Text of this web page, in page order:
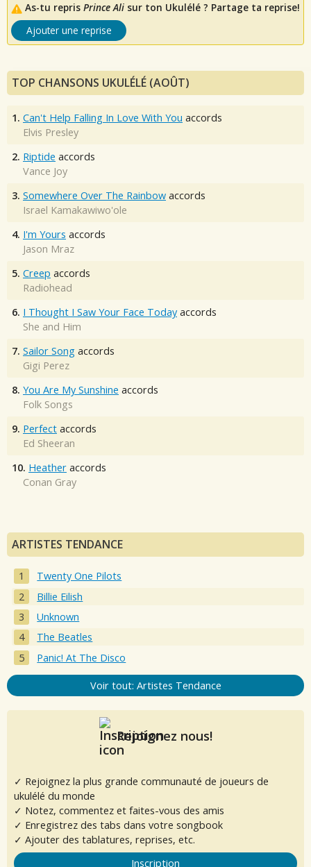
As-tu repris Prince Ali sur ton Ukulélé ? Partage ta reprise!
Ajouter une reprise
TOP CHANSONS UKULÉLÉ (AOÛT)
1. Can't Help Falling In Love With You accords
Elvis Presley
2. Riptide accords
Vance Joy
3. Somewhere Over The Rainbow accords
Israel Kamakawiwo'ole
4. I'm Yours accords
Jason Mraz
5. Creep accords
Radiohead
6. I Thought I Saw Your Face Today accords
She and Him
7. Sailor Song accords
Gigi Perez
8. You Are My Sunshine accords
Folk Songs
9. Perfect accords
Ed Sheeran
10. Heather accords
Conan Gray
ARTISTES TENDANCE
Twenty One Pilots
Billie Eilish
Unknown
The Beatles
Panic! At The Disco
Voir tout: Artistes Tendance
Rejoignez nous!
✓ Rejoignez la plus grande communauté de joueurs de
ukulélé du monde
✓ Notez, commentez et faites-vous des amis
✓ Enregistrez des tabs dans votre songbook
✓ Ajouter des tablatures, reprises, etc.
Inscription